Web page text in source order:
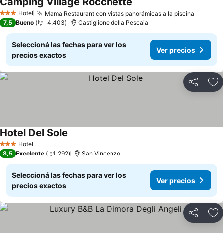
3 Estrellas
Hotel Mama Restaurant con vistas panorámicas a la piscina
7,5 Bueno 4.403 Castiglione della Pescaia
Seleccioná las fechas para ver los
precios exactos
Ver precios
Compartir
3 Estrellas
Hotel
Hotel Del Sole
8,5 Excelente 292 San Vincenzo
Seleccioná las fechas para ver los
precios exactos
Ver precios
Compartir